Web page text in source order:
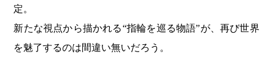
定。
新たな視点から描かれる“指輪を巡る物語”が、再び世界
を魅了するのは間違い無いだろう。